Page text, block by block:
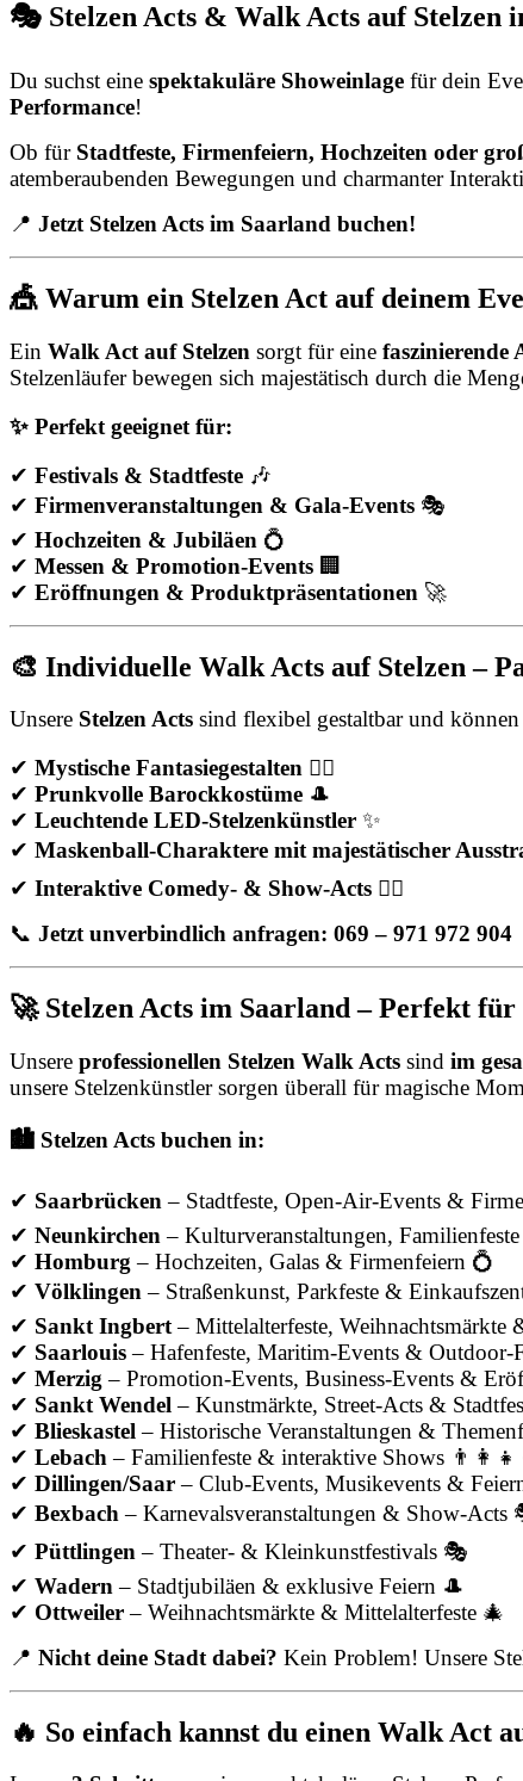
🎭 Stelzen Acts & Walk Acts auf Stelzen
Du suchst eine spektakuläre Showeinlage für dein
Performance!
Ob für Stadtfeste, Firmenfeiern, Hochzeiten oder
atemberaubenden Bewegungen und charmanter
📍 Jetzt Stelzen Acts im Saarland buchen!
🎪 Warum ein Stelzen Act auf deinem
Ein Walk Act auf Stelzen sorgt für eine faszinierende
Stelzenläufer bewegen sich majestätisch durch die
✨ Perfekt geeignet für:
✔ Festivals & Stadtfeste 🎶
✔ Firmenveranstaltungen & Gala-Events 🎭
✔ Hochzeiten & Jubiläen 💍
✔ Messen & Promotion-Events 🏢
✔ Eröffnungen & Produktpräsentationen 🚀
🎨 Individuelle Walk Acts auf Stelzen –
Unsere Stelzen Acts sind flexibel gestaltbar und
✔ Mystische Fantasiegestalten 🧚‍♀️
✔ Prunkvolle Barockkostüme 🎩
✔ Leuchtende LED-Stelzenkünstler ✨
✔ Maskenball-Charaktere mit majestätischer
✔ Interaktive Comedy- & Show-Acts 🤹‍♂️
📞 Jetzt unverbindlich anfragen: 069 – 971 972 904
🚀 Stelzen Acts im Saarland – Perfekt
Unsere professionellen Stelzen Walk Acts sind im
unsere Stelzenkünstler sorgen überall für magische
🏙️ Stelzen Acts buchen in:
✔ Saarbrücken – Stadtfeste, Open-Air-Events &
✔ Neunkirchen – Kulturveranstaltungen,
✔ Homburg – Hochzeiten, Galas & Firmenfeiern 💍
✔ Völklingen – Straßenkunst, Parkfeste &
✔ Sankt Ingbert– Mittelalterfeste, Weihnachtsmärkte
✔ Saarlouis– Hafenfeste, Maritim-Events & Outdoor-
✔ Merzig – Promotion-Events, Business-Events &
✔ Sankt Wendel – Kunstmärkte, Street-Acts &
✔ Blieskastel – Historische Veranstaltungen &
✔ Lebach – Familienfeste & interaktive Shows
✔ Dillingen/Saar– Club-Events, Musikevents &
✔ Bexbach – Karnevalsveranstaltungen & Show-Acts
✔ Püttlingen – Theater- & Kleinkunstfestivals 🎭
✔ Wadern – Stadtjubiläen & exklusive Feiern 🎩
✔ Ottweiler– Weihnachtsmärkte & Mittelalterfeste 🎄
📍 Nicht deine Stadt dabei? Kein Problem! Unsere
🔥 So einfach kannst du einen Walk Act